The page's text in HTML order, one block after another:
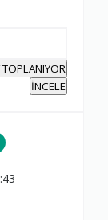
TOPLANIYOR
İNCELE